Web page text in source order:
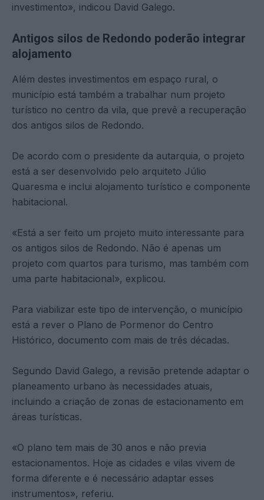
investimento», indicou David Galego.
Antigos silos de Redondo poderão integrar
alojamento
Além destes investimentos em espaço rural, o
município está também a trabalhar num projeto
turístico no centro da vila, que prevê a recuperação
dos antigos silos de Redondo.
De acordo com o presidente da autarquia, o projeto
está a ser desenvolvido pelo arquiteto Júlio
Quaresma e inclui alojamento turístico e componente
habitacional.
«Está a ser feito um projeto muito interessante para
os antigos silos de Redondo. Não é apenas um
projeto com quartos para turismo, mas também com
uma parte habitacional», explicou.
Para viabilizar este tipo de intervenção, o município
está a rever o Plano de Pormenor do Centro
Histórico, documento com mais de três décadas.
Segundo David Galego, a revisão pretende adaptar o
planeamento urbano às necessidades atuais,
incluindo a criação de zonas de estacionamento em
áreas turísticas.
«O plano tem mais de 30 anos e não previa
estacionamentos. Hoje as cidades e vilas vivem de
forma diferente e é necessário adaptar esses
instrumentos», referiu.